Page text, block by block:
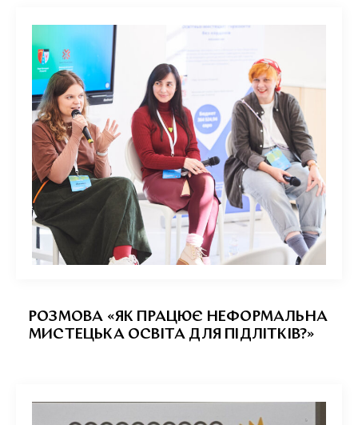
РОЗМОВА «ЯК ПРАЦЮЄ НЕФОРМАЛЬНА
МИСТЕЦЬКА ОСВІТА ДЛЯ ПІДЛІТКІВ?»